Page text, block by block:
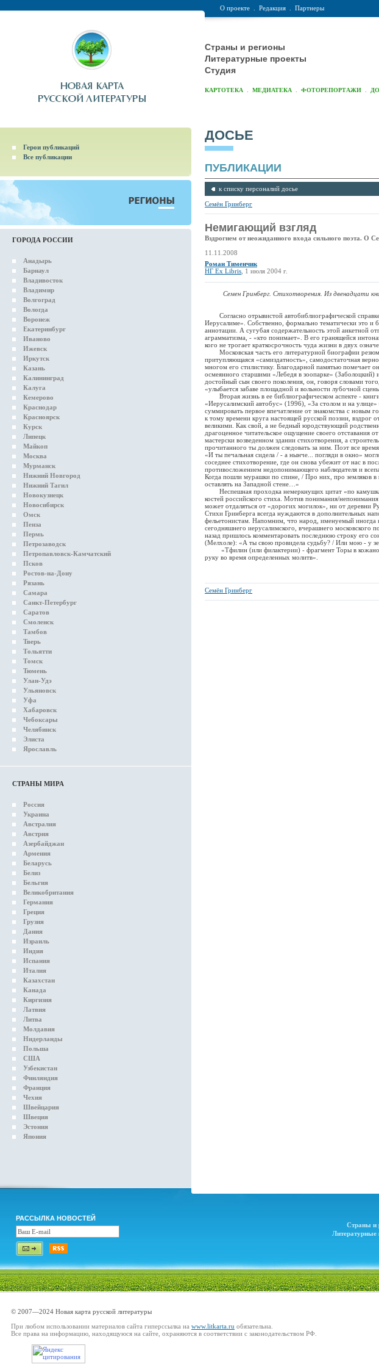
О проекте Редакция Партнеры
Страны и регионы
Литературные проекты
Студия
КАРТОТЕКА МЕДИАТЕКА ФОТОРЕПОРТАЖИ
Герои публикаций
Все публикации
ГОРОДА РОССИИ
Анадырь
Барнаул
Владивосток
Владимир
Волгоград
Вологда
Воронеж
Екатеринбург
Иваново
Ижевск
Иркутск
Казань
Калининград
Калуга
Кемерово
Краснодар
Красноярск
Курск
Липецк
Майкоп
Москва
Мурманск
Нижний Новгород
Нижний Тагил
Новокузнецк
Новосибирск
Омск
Пенза
Пермь
Петрозаводск
Петропавловск-Камчатский
Псков
Ростов-на-Дону
Рязань
Самара
Санкт-Петербург
Саратов
Смоленск
Тамбов
Тверь
Тольятти
Томск
Тюмень
Улан-Удэ
Ульяновск
Уфа
Хабаровск
Чебоксары
Челябинск
Элиста
Ярославль
СТРАНЫ МИРА
Россия
Украина
Австралия
Австрия
Азербайджан
Армения
Беларусь
Белиз
Бельгия
Великобритания
Германия
Греция
Грузия
Дания
Израиль
Индия
Испания
Италия
Казахстан
Канада
Киргизия
Латвия
Литва
Молдавия
Нидерланды
Польша
США
Узбекистан
Финляндия
Франция
Чехия
Швейцария
Швеция
Эстония
Япония
ДОСЬЕ
ПУБЛИКАЦИИ
к списку персоналий досье
Семён Гринберг
Немигающий взгляд
Вздрогнем от неожиданного входа сильного поэта. О
11.11.2008
Роман Тименчик
НГ Ex Libris , 1 июля 2004 г.
Семен Гринберг. Стихотворения. Из двенадцати
Cогласно отрывистой автобиблиографической
Иерусалиме». Собственно, формально тематически это и
аннотации. А сугубая содержательность этой анкетной
аграмматизма, - «кто понимает». В его гранящейся
кого не трогает краткосрочность чуда жизни в двух
Московская часть его литературной биографии
притупляющаяся «самиздатность», самодостаточная
многом его стилистику. Благодарной памятью помечает
осмеянного старшими «Лебедя в зоопарке»
достойный сын своего поколения, он, говоря словами
«улыбается забаве площадной и вольности лубочной
Вторая жизнь в ее библиографическом аспекте -
«Иерусалимский автобус» (1996), «За столом и на
суммировать первое впечатление от знакомства с новым
к тому времени круга настоящей русской поэзии, вздрог
великими. Как свой, а не бедный юродствующий
драгоценное читательское ощущение своего отставания
мастерски возведенном здании стихотворения, а
прочитанного ты должен следовать за ним. Поэт все
«И ты печальная сидела / - а нынче... погляди в окно»
соседнее стихотворение, где он снова убежит от нас в
противосложением недопонимающего наблюдателя и
Когда пошли мурашки по спине, / Про них, про земляков
оставлять на Западной стене…»
Неспешная проходка немеркнущих цитат «по
костей российского стиха. Мотив понимания/
может отдаляться от «дорогих могилок», ни от деревни
Стихи Гринберга всегда нуждаются в дополнительных
фельетонистам. Напомним, что народ, именуемый иногда
сегодняшнего иерусалимского, вчерашнего
назад пришлось комментаровать последнюю строку его
(Мелхоле): «А ты свою провидела судьбу? / Или мою - у
«Тфилин (или филактерии) - фрагмент Торы в кожаной
руку во время определенных молитв».
Семён Гринберг
РАССЫЛКА НОВОСТЕЙ
Страны и
Литературные
© 2007—2024 Новая карта русской литературы
При любом использовании материалов сайта гиперссылка на www.litkarta.ru обязательна.
Все права на информацию, находящуюся на сайте, охраняются в соответствии с законодательством РФ.